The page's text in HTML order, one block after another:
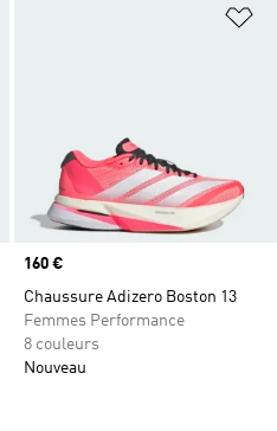
Ajouter à la Liste de produits
Prix
160 €
Chaussure Adizero Boston 13
Femmes Performance
8 couleurs
Nouveau